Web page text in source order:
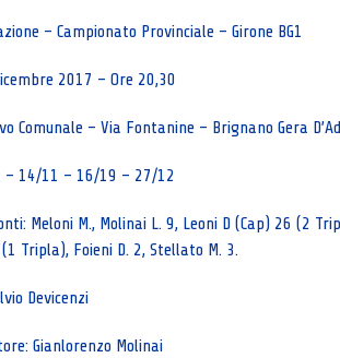
– Campionato Provinciale – Girone BG1
2017 – Ore 20,30
Comunale – Via Fontanine – Brignano Gera
– 14/11 – 16/19 – 27/12
Meloni M., Molinai L. 9, Leoni D (Cap) 26 (2
(1 Tripla), Foieni D. 2, Stellato M. 3.
Devicenzi
Gianlorenzo Molinai